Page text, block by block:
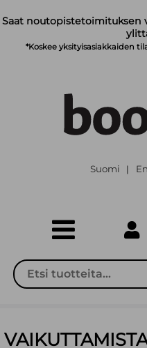
Saat noutopistetoimituksen
*Koskee yksityisasiakkaiden
Suomi |